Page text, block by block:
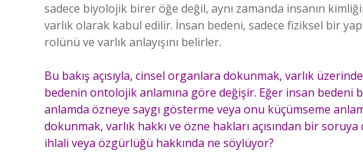
sadece biyolojik birer öğe değil, aynı zamanda insanın
varlık olarak kabul edilir. İnsan bedeni, sadece fiziksel bir
rolünü ve varlık anlayışını belirler.
Bu bakış açısıyla, cinsel organlara dokunmak, varlık
bedenin ontolojik anlamına göre değişir. Eğer insan
anlamda özneye saygı gösterme veya onu küçümseme
dokunmak, varlık hakkı ve özne hakları açısından bir
ihlali veya özgürlüğü hakkında ne söylüyor?